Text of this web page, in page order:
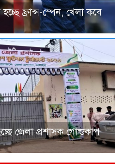
ফ্রান্স-স্পেন, খেলা কবে
জেলা প্রশাসক গোল্ডকাপ